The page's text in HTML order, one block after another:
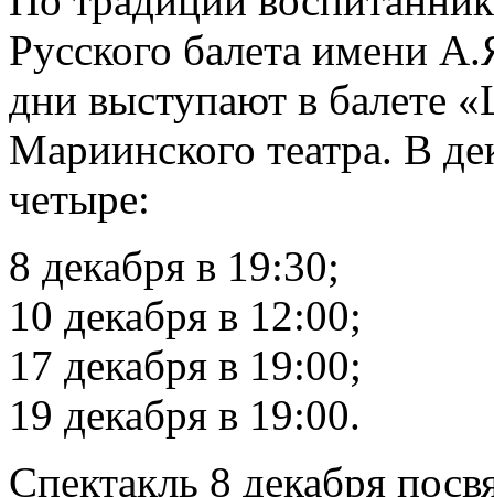
Русского балета имени
дни выступают в балете
Мариинского театра. В
четыре:
8 декабря в 19:30;
10 декабря в 12:00;
17 декабря в 19:00;
19 декабря в 19:00.
Спектакль 8 декабря